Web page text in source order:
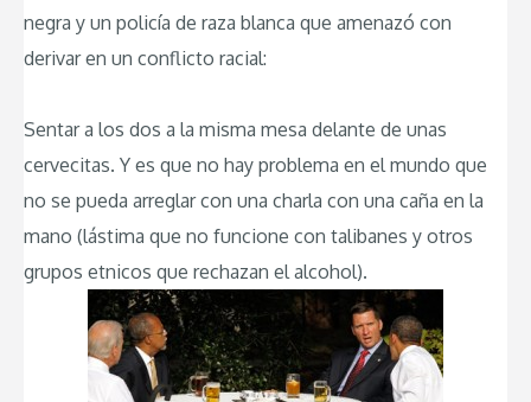
negra y un policía de raza blanca que amenazó con
derivar en un conflicto racial:
Sentar a los dos a la misma mesa delante de unas
cervecitas. Y es que no hay problema en el mundo que
no se pueda arreglar con una charla con una caña en la
mano (lástima que no funcione con talibanes y otros
grupos etnicos que rechazan el alcohol).